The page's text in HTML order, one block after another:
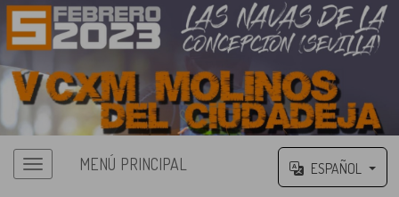
MENÚ PRINCIPAL ESPAÑOL